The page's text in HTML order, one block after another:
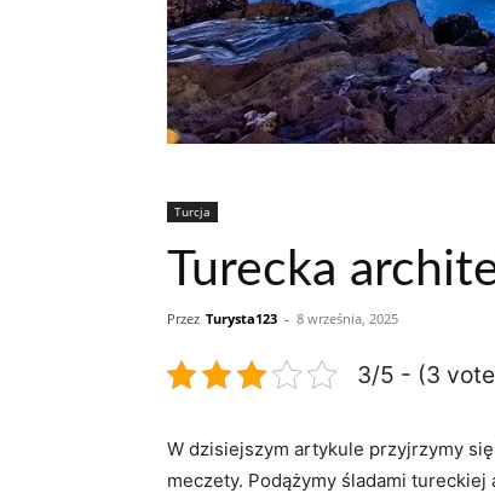
Turcja
Turecka
Przez Turysta123 - 8 września, 2025
3/5 - (3
W dzisiejszym artykule przyjrzymy
⁢meczety. Podążymy śladami